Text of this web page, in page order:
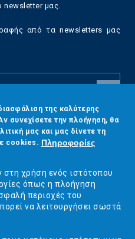
newsletter μας.
από τα newsletters μας
της καλύτερης
συνεχίσετε την πλοήγηση, θα
μας και μας δίνετε τη
cookies. Πληροφορίες
χρήση ενός ιστότοπου
όπως η πλοήγηση
περιοχές του
να λειτουργήσει σωστά